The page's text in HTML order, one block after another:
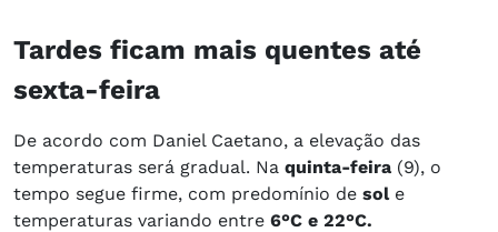
Tardes ficam mais quentes até
sexta-feira
De acordo com Daniel Caetano, a elevação das
temperaturas será gradual. Na quinta-feira (9), o
tempo segue firme, com predomínio de sol e
temperaturas variando entre 6°C e 22°C.